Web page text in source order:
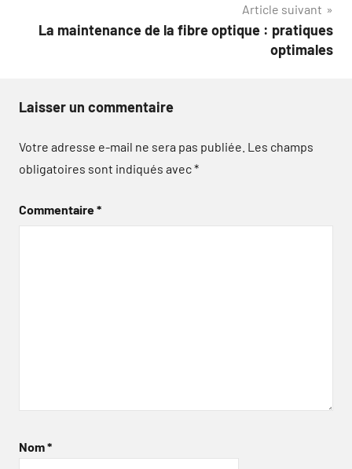
Article suivant
La maintenance de la fibre optique : pratiques
optimales
Laisser un commentaire
Votre adresse e-mail ne sera pas publiée. Les champs
obligatoires sont indiqués avec*
Commentaire*
Nom*